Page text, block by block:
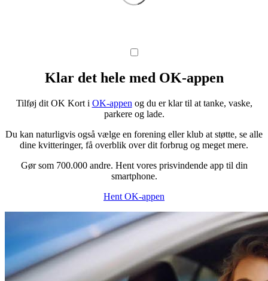
Klar det hele med OK-appen
Tilføj dit OK Kort i OK-appen og du er klar til at tanke, vaske,
parkere og lade.
Du kan naturligvis også vælge en forening eller klub at støtte, se alle
dine kvitteringer, få overblik over dit forbrug og meget mere.
Gør som 700.000 andre. Hent vores prisvindende app til din
smartphone.
Hent OK-appen